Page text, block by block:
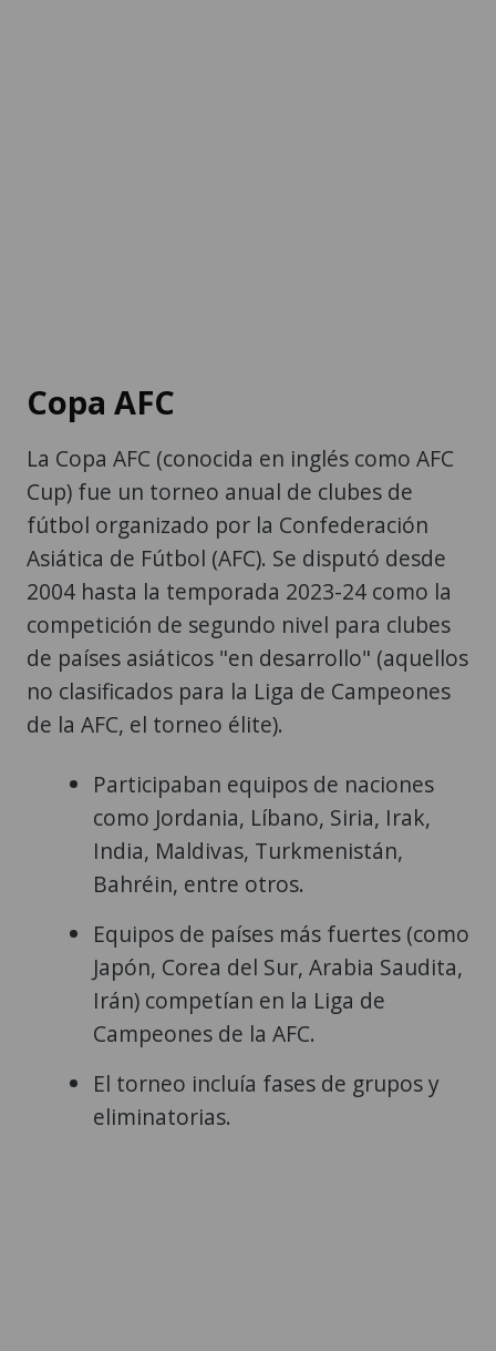
Copa AFC
La Copa AFC (conocida en inglés como AFC
Cup) fue un torneo anual de clubes de
fútbol organizado por la Confederación
Asiática de Fútbol (AFC). Se disputó desde
2004 hasta la temporada 2023-24 como la
competición de segundo nivel para clubes
de países asiáticos "en desarrollo" (aquellos
no clasificados para la Liga de Campeones
de la AFC, el torneo élite).
Participaban equipos de naciones
como Jordania, Líbano, Siria, Irak,
India, Maldivas, Turkmenistán,
Bahréin, entre otros.
Equipos de países más fuertes (como
Japón, Corea del Sur, Arabia Saudita,
Irán) competían en la Liga de
Campeones de la AFC.
El torneo incluía fases de grupos y
eliminatorias.